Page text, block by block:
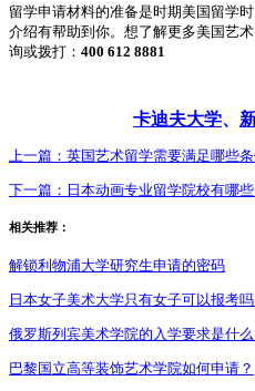
留学申请材料的准备是时期美国留学
介绍有帮助到你。想了解更多美国艺
询或拨打： 400 612 8881
卡迪夫大学、
上一篇： 英国艺术留学需要满足哪些
下一篇： 日本动画专业留学院校有哪些
相关推荐：
解锁利物浦大学研究生申请的密码
日本女子美术大学只有女子可以报考吗
俄罗斯列宾美术学院的入学要求是什么
巴黎国立高等装饰艺术学院如何申请？